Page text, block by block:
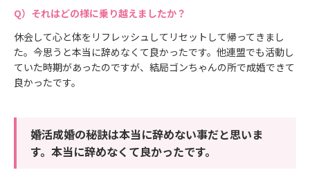
それはどの様に乗り越えましたか？
休会して心と体をリフレッシュしてリセットして帰ってきまし
た。今思うと本当に辞めなくて良かったです。他連盟でも活動し
ていた時期があったのですが、結局ゴンちゃんの所で成婚できて
良かったです。
婚活成婚の秘訣は本当に辞めない事だと思いま
す。本当に辞めなくて良かったです。